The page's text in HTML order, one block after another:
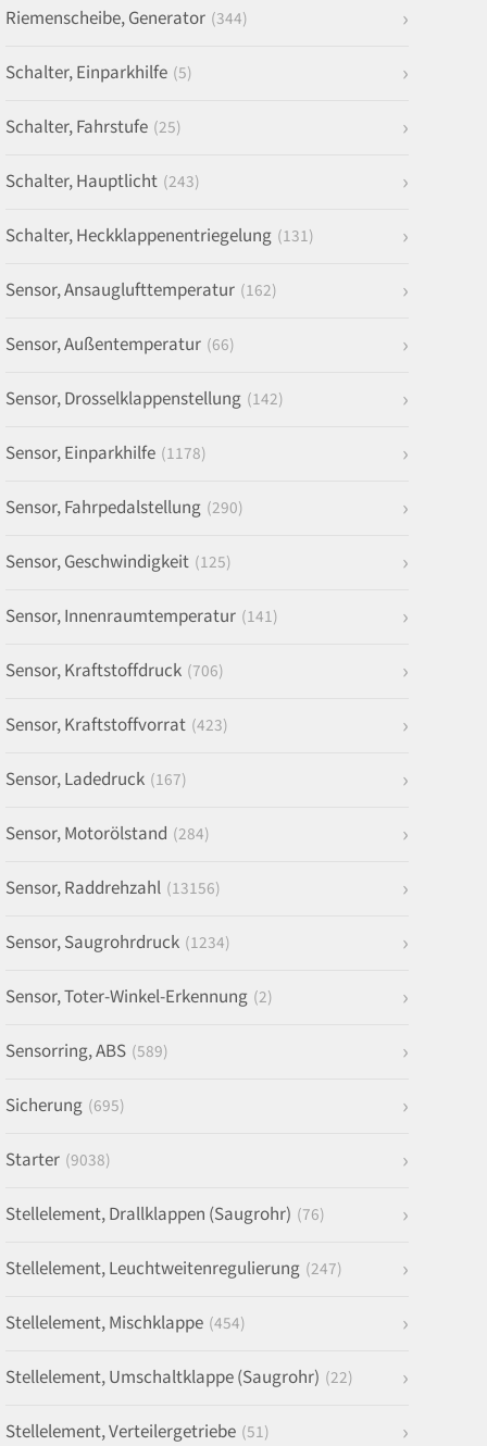
Riemenscheibe, Generator (344)
Schalter, Einparkhilfe (5)
Schalter, Fahrstufe (25)
Schalter, Hauptlicht (243)
Schalter, Heckklappenentriegelung (131)
Sensor, Ansauglufttemperatur (162)
Sensor, Außentemperatur (66)
Sensor, Drosselklappenstellung (142)
Sensor, Einparkhilfe (1178)
Sensor, Fahrpedalstellung (290)
Sensor, Geschwindigkeit (125)
Sensor, Innenraumtemperatur (141)
Sensor, Kraftstoffdruck (706)
Sensor, Kraftstoffvorrat (423)
Sensor, Ladedruck (167)
Sensor, Motorölstand (284)
Sensor, Raddrehzahl (13156)
Sensor, Saugrohrdruck (1234)
Sensor, Toter-Winkel-Erkennung (2)
Sensorring, ABS (589)
Sicherung (695)
Starter (9038)
Stellelement, Drallklappen (Saugrohr) (76)
Stellelement, Leuchtweitenregulierung (247)
Stellelement, Mischklappe (454)
Stellelement, Umschaltklappe (Saugrohr) (22)
Stellelement, Verteilergetriebe (51)